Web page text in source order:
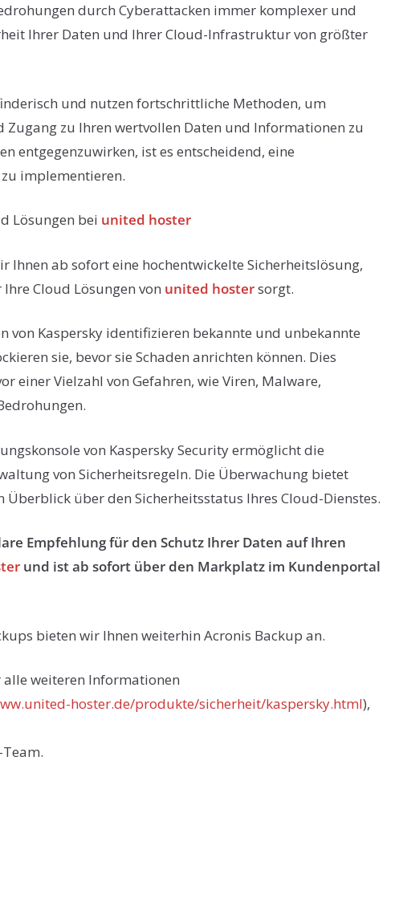
durch Cyberattacken immer komplexer und
Ihrer Daten und Ihrer Cloud-Infrastruktur von größter
und nutzen fortschrittliche Methoden, um
Zugang zu Ihren wertvollen Daten und Informationen zu
entgegenzuwirken, ist es entscheidend, eine
implementieren.
Lösungen bei united hoster
Ihnen ab sofort eine hochentwickelte Sicherheitslösung,
Cloud Lösungen von united hostersorgt.
von Kaspersky identifizieren bekannte und unbekannte
sie, bevor sie Schaden anrichten können. Dies
einer Vielzahl von Gefahren, wie Viren, Malware,
von Kaspersky Security ermöglicht die
von Sicherheitsregeln. Die Überwachung bietet
über den Sicherheitsstatus Ihres Cloud-Dienstes.
Empfehlung für den Schutz Ihrer Daten auf Ihren
und ist ab sofort über den Markplatz im Kundenportal
bieten wir Ihnen weiterhin Acronis Backup an.
alle weiteren Informationen
hoster.de/produkte/sicherheit/kaspersky.html),